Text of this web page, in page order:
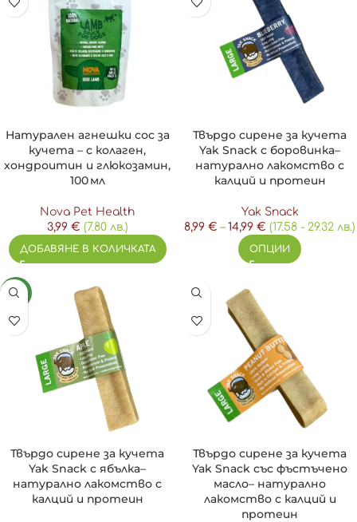
Натурален агнешки сос за
кучета – с колаген,
хондроитин и глюкозамин,
100 мл
Nova Pet Health
3,99 € (7.80 лв.)
ДОБАВЯНЕ В КОЛИЧКАТА
Твърдо сирене за кучета
Yak Snack с боровинка–
натурално лакомство с
калций и протеин
Yak Snack
8,99 € – 14,99 € (17.58 - 29.32 лв.)
ОПЦИИ
NEW
Твърдо сирене за кучета
Yak Snack с ябълка–
натурално лакомство с
калций и протеин
Твърдо сирене за кучета
Yak Snack със фъстъчено
масло– натурално
лакомство с калций и
протеин